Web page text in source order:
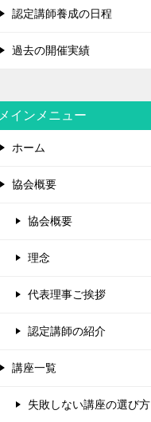
認定講師養成の日程
過去の開催実績
メインメニュー
ホーム
協会概要
協会概要
理念
代表理事ご挨拶
認定講師の紹介
講座一覧
失敗しない講座の選び方